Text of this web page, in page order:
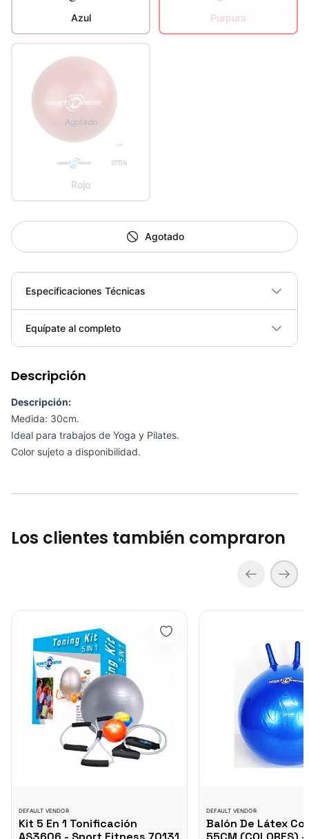
Azul Purpura
Rojo
Agotado
Agotado
Especificaciones Técnicas
Plegable No
Equípate al completo
TRAMPOLIN TR6000 - 71155
COP 393,750.00
Descripción
Descripción:
Medida: 30cm.
Ideal para trabajos de Yoga y Pilates.
Color sujeto a disponibilidad.
Los clientes también compraron
Kit 5 En 1 Tonificación AS3606 - Sport Fitness 70131
DEFAULT VENDOR
Kit 5 En 1 Tonificación
Balón De Látex Con
DEFAULT VENDOR
Balón De Látex